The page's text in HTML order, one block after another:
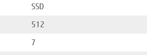
SSD
512
7